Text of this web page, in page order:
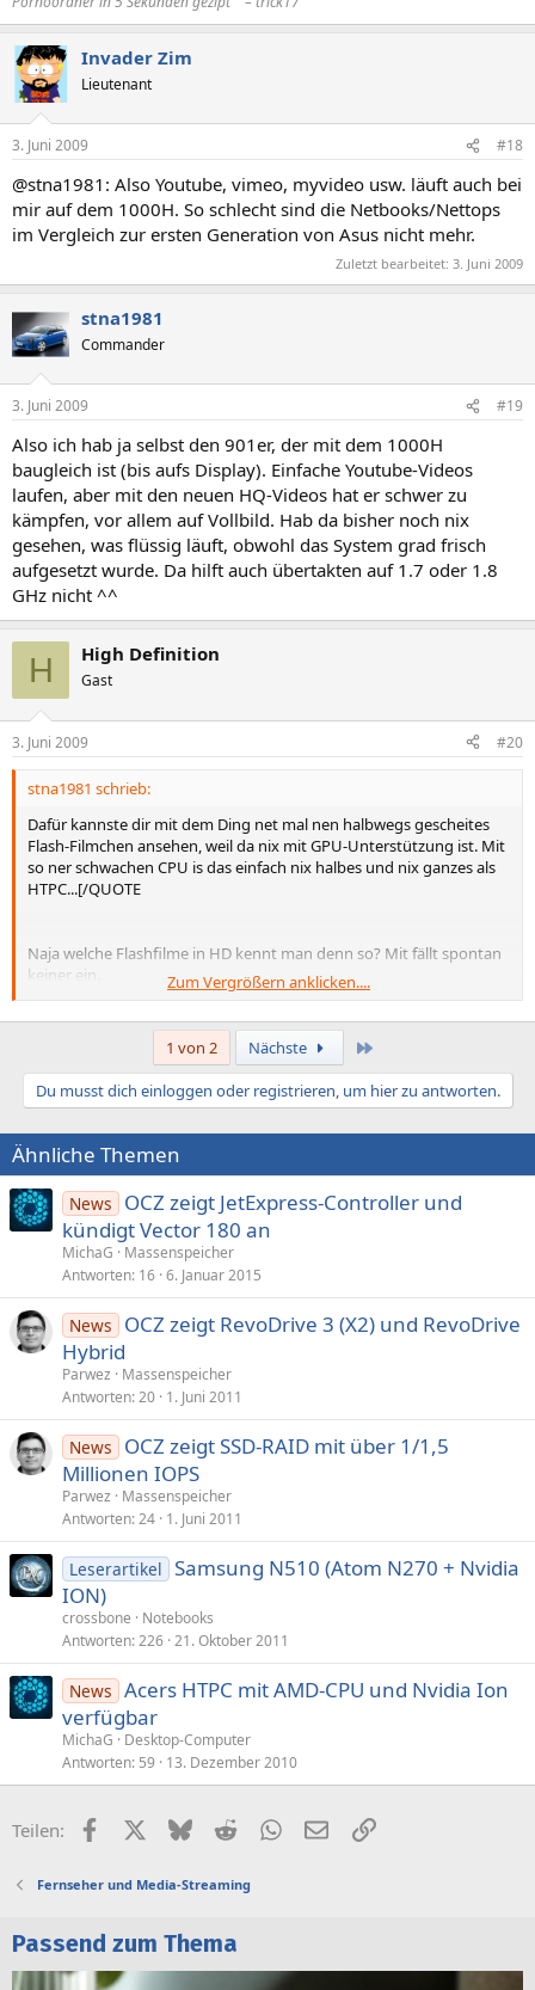
Invader Zim
Lieutenant
3. Juni 2009 #18
@stna1981: Also Youtube, vimeo, myvideo usw. läuft auch bei
mir auf dem 1000H. So schlecht sind die Netbooks/Nettops
im Vergleich zur ersten Generation von Asus nicht mehr.
Zuletzt bearbeitet: 3. Juni 2009
stna1981
Commander
3. Juni 2009 #19
Also ich hab ja selbst den 901er, der mit dem 1000H
baugleich ist (bis aufs Display). Einfache Youtube-Videos
laufen, aber mit den neuen HQ-Videos hat er schwer zu
kämpfen, vor allem auf Vollbild. Hab da bisher noch nix
gesehen, was flüssig läuft, obwohl das System grad frisch
aufgesetzt wurde. Da hilft auch übertakten auf 1.7 oder 1.8
GHz nicht ^^
H High Definition
Gast
3. Juni 2009 #20
stna1981 schrieb:
Dafür kannste dir mit dem Ding net mal nen halbwegs gescheites
Flash-Filmchen ansehen, weil da nix mit GPU-Unterstützung ist. Mit
so ner schwachen CPU is das einfach nix halbes und nix ganzes als
HTPC...[/QUOTE
Naja welche Flashfilme in HD kennt man denn so? Mit fällt spontan
keiner ein.
Aber wenn Adobeeeee es endlich schaft CUDA im Flash zu
implementieren dann wird das
auch kein Problem mehr darstellen.
Ansonsten sieht das Teil sehr sehr interessant aus! Mal auf den Preis
Zum Vergrößern anklicken....
1 von 2 Nächste
Du musst dich einloggen oder registrieren, um hier zu antworten.
Ähnliche Themen
News
OCZ zeigt JetExpress-Controller und
kündigt Vector 180 an
MichaG
Massenspeicher
Antworten 16 6. Januar 2015
News
OCZ zeigt RevoDrive 3 (X2) und RevoDrive
Hybrid
Parwez
Massenspeicher
Antworten 20 1. Juni 2011
News
OCZ zeigt SSD-RAID mit über 1/1,5
Millionen IOPS
Parwez
Massenspeicher
Antworten 24 1. Juni 2011
Leserartikel Samsung N510 (Atom N270 + Nvidia
ION)
crossbone
Notebooks
Antworten 226 21. Oktober 2011
News Acers HTPC mit AMD-CPU und Nvidia Ion
verfügbar
MichaG
Desktop-Computer
Antworten 59 13. Dezember 2010
Teilen: FacebookX (Twitter)
BlueskyRedditWhatsApp
E-MailLink
Fernseher und Media-Streaming
Passend zum Thema